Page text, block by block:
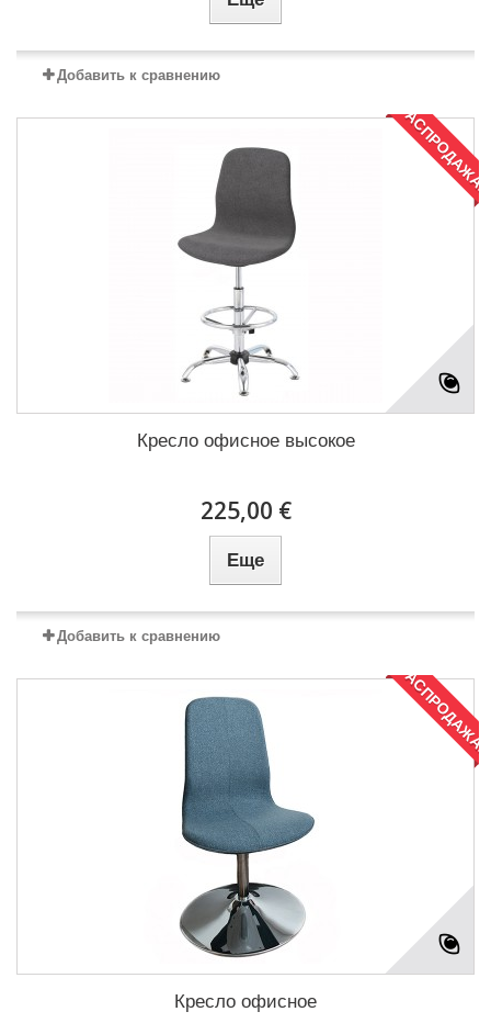
Добавить к сравнению
РАСПРОДАЖА!
Кресло офисное высокое
225,00 €
Еще
Добавить к сравнению
РАСПРОДАЖА!
Кресло офисное